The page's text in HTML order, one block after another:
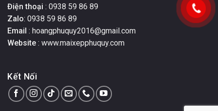
Điện thoại : 0938 59 86 89
Zalo: 0938 59 86 89
Email : hoangphuquy2016@gmail.com
Website : www.maixepphuquy.com
Kết Nối